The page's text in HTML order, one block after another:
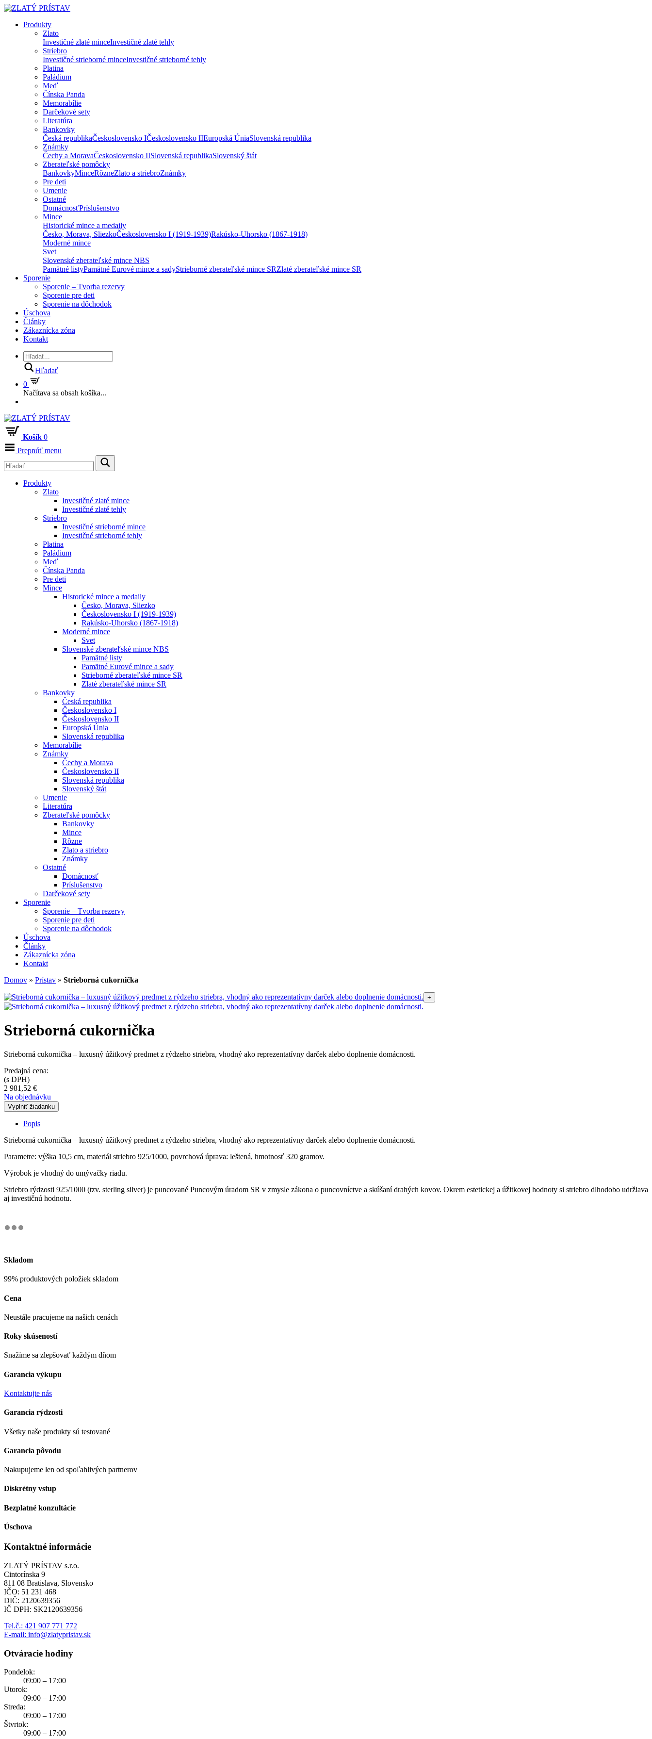
Produkty
Zlato
Investičné zlaté minceInvestičné zlaté tehly
Striebro
Investičné strieborné minceInvestičné strieborné tehly
Platina
Paládium
Meď
Čínska Panda
Memorabílie
Darčekové sety
Literatúra
Bankovky
Česká republikaČeskoslovensko IČeskoslovensko IIEuropská ÚniaSlovenská republika
Známky
Čechy a MoravaČeskoslovensko IISlovenská republikaSlovenský štát
Zberateľské pomôcky
BankovkyMinceRôzneZlato a striebroZnámky
Pre deti
Umenie
Ostatné
DomácnosťPríslušenstvo
Mince
Historické mince a medaily
Česko, Morava, SliezkoČeskoslovensko I (1919-1939)Rakúsko-Uhorsko (1867-1918)
Moderné mince
Svet
Slovenské zberateľské mince NBS
Pamätné listyPamätné Eurové mince a sadyStrieborné zberateľské mince SRZlaté zberateľské mince SR
Sporenie
Sporenie – Tvorba rezervy
Sporenie pre deti
Sporenie na dôchodok
Úschova
Články
Zákaznícka zóna
Kontakt
Hľadať
0
Načítava sa obsah košíka...
Košík 0
Prepnúť menu
Produkty
Zlato
Investičné zlaté mince
Investičné zlaté tehly
Striebro
Investičné strieborné mince
Investičné strieborné tehly
Platina
Paládium
Meď
Čínska Panda
Pre deti
Mince
Historické mince a medaily
Česko, Morava, Sliezko
Československo I (1919-1939)
Rakúsko-Uhorsko (1867-1918)
Moderné mince
Svet
Slovenské zberateľské mince NBS
Pamätné listy
Pamätné Eurové mince a sady
Strieborné zberateľské mince SR
Zlaté zberateľské mince SR
Bankovky
Česká republika
Československo I
Československo II
Europská Únia
Slovenská republika
Memorabílie
Známky
Čechy a Morava
Československo II
Slovenská republika
Slovenský štát
Umenie
Literatúra
Zberateľské pomôcky
Bankovky
Mince
Rôzne
Zlato a striebro
Známky
Ostatné
Domácnosť
Príslušenstvo
Darčekové sety
Sporenie
Sporenie – Tvorba rezervy
Sporenie pre deti
Sporenie na dôchodok
Úschova
Články
Zákaznícka zóna
Kontakt
Domov » Prístav » Strieborná cukornička
+
Strieborná cukornička
Strieborná cukornička – luxusný úžitkový predmet z rýdzeho striebra, vhodný ako reprezentatívny darček alebo doplnenie domácnosti.
Predajná cena:
(s DPH)
2 981,52 €
Na objednávku
Vyplniť žiadanku
Popis
Strieborná cukornička – luxusný úžitkový predmet z rýdzeho striebra, vhodný ako reprezentatívny darček alebo doplnenie domácnosti.
Parametre: výška 10,5 cm, materiál striebro 925/1000, povrchová úprava: leštená, hmotnosť 320 gramov.
Výrobok je vhodný do umývačky riadu.
Striebro rýdzosti 925/1000 (tzv. sterling silver) je puncované Puncovým úradom SR v zmysle zákona o puncovníctve a skúšaní drahých kovov. Okrem estetickej a úžitkovej hodnoty si striebro dlhodobo udržiava
aj investičnú hodnotu.
Skladom
99% produktových položiek skladom
Cena
Neustále pracujeme na našich cenách
Roky skúseností
Snažíme sa zlepšovať každým dňom
Garancia výkupu
Kontaktujte nás
Garancia rýdzosti
Všetky naše produkty sú testované
Garancia pôvodu
Nakupujeme len od spoľahlivých partnerov
Diskrétny vstup
Bezplatné konzultácie
Úschova
Kontaktné informácie
ZLATÝ PRÍSTAV s.r.o.
Cintorínska 9
811 08 Bratislava, Slovensko
IČO: 51 231 468
DIČ: 2120639356
IČ DPH: SK2120639356
Tel.č.: 421 907 771 772
E-mail: info@zlatypristav.sk
Otváracie hodiny
Pondelok:
09:00 – 17:00
Utorok:
09:00 – 17:00
Streda:
09:00 – 17:00
Štvrtok:
09:00 – 17:00